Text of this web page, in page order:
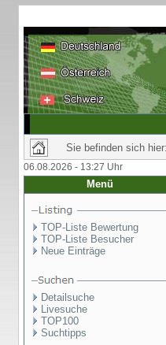
Sie befinden sich
06.08.2026 - 13:27 Uhr
Menü
TOP-Liste Bewertung
TOP-Liste Besucher
Neue Einträge
Detailsuche
Livesuche
TOP100
Suchtipps